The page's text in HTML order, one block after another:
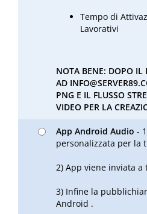
Tempo di
Lavorativi
NOTA BENE: DOPO IL
AD
PNG E IL FLUSSO
VIDEO PER LA
App Android Audio -
personalizzata per la
2) App viene inviata
3) Infine la
Android .